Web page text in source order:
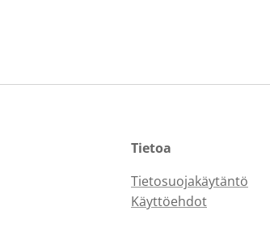
Tietoa
Tietosuojakäytäntö
Käyttöehdot